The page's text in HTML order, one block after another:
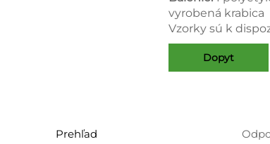
vyrobená krabica
Vzorky sú k
Dopyt
Prehľad